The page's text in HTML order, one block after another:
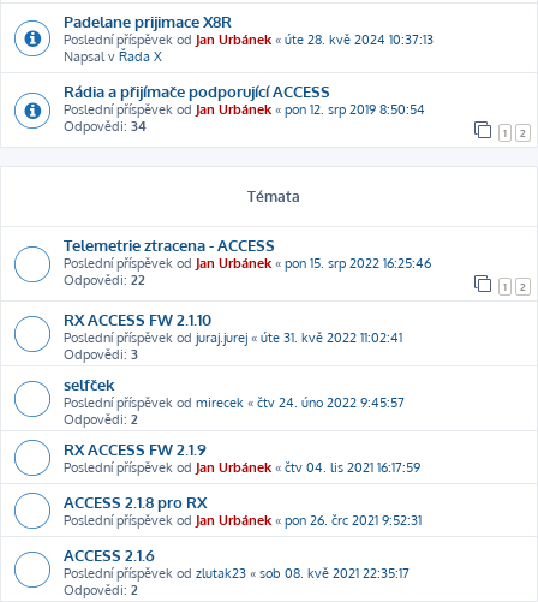
Padelane prijimace X8R
Poslední příspěvek od Jan Urbánek « úte 28. kvě 2024 10:37:13
Napsal v Řada X
Rádia a přijímače podporující ACCESS
Poslední příspěvek od Jan Urbánek « pon 12. srp 2019 8:50:54
Odpovědi: 34 1 2
Témata
Telemetrie ztracena - ACCESS
Poslední příspěvek od Jan Urbánek « pon 15. srp 2022 16:25:46
Odpovědi: 22 1 2
RX ACCESS FW 2.1.10
Poslední příspěvek od juraj.jurej « úte 31. kvě 2022 11:02:41
Odpovědi: 3
selfček
Poslední příspěvek od mirecek « čtv 24. úno 2022 9:45:57
Odpovědi: 2
RX ACCESS FW 2.1.9
Poslední příspěvek od Jan Urbánek « čtv 04. lis 2021 16:17:59
ACCESS 2.1.8 pro RX
Poslední příspěvek od Jan Urbánek « pon 26. črc 2021 9:52:31
ACCESS 2.1.6
Poslední příspěvek od zlutak23 « sob 08. kvě 2021 22:35:17
Odpovědi: 2